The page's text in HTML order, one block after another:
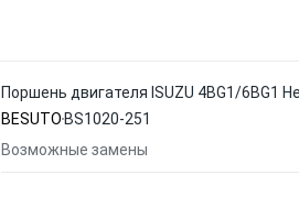
Поршень двигателя ISUZU 4BG1/6BG1
BESUTO BS1020-251
Возможные замены